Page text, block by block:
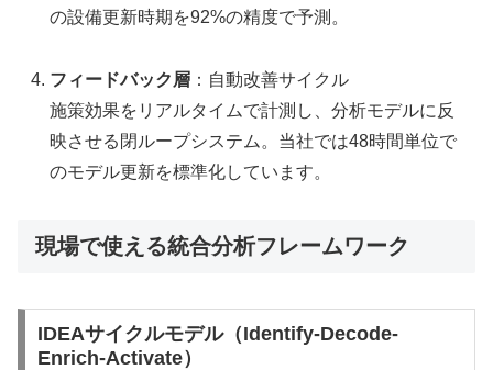
の設備更新時期を92%の精度で予測。
フィードバック層 ：自動改善サイクル
施策効果をリアルタイムで計測し、分析モデルに反
映させる閉ループシステム。当社では48時間単位で
のモデル更新を標準化しています。
現場で使える統合分析フレームワーク
IDEAサイクルモデル（Identify-Decode-
Enrich-Activate）